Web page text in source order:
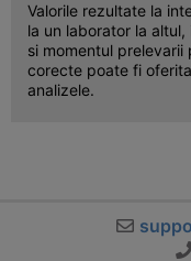
Valorile rezultate la
la un laborator la
si momentul prelevarii
corecte poate fi
analizele.